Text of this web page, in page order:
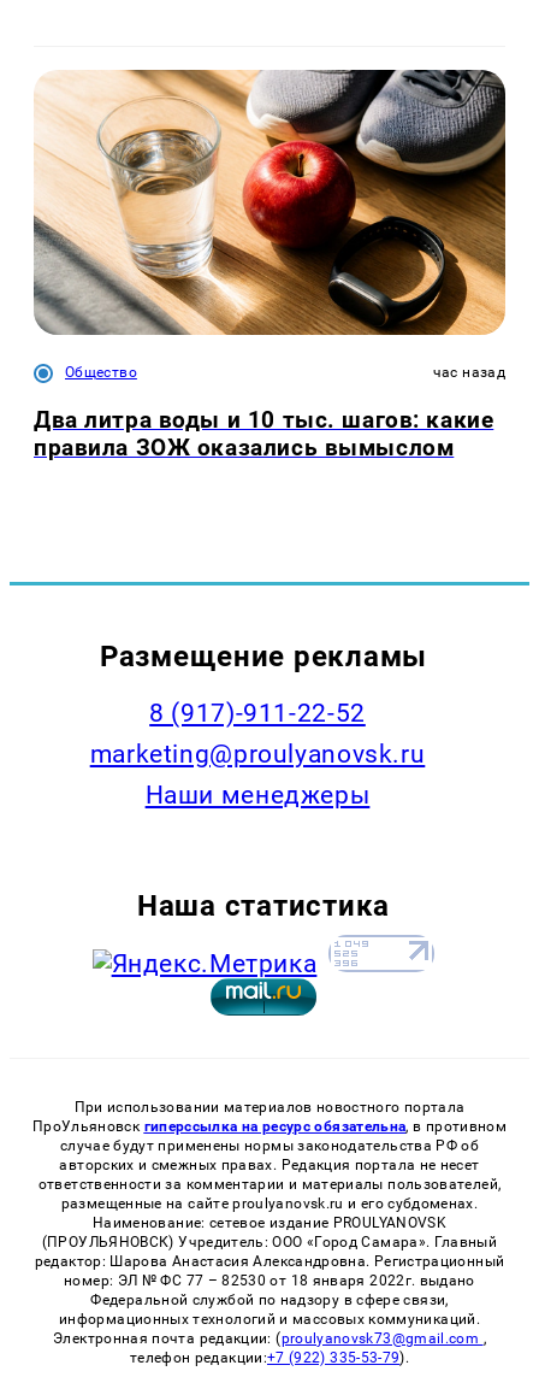
Общество час назад
Два литра воды и 10 тыс. шагов: какие
правила ЗОЖ оказались вымыслом
Размещение рекламы
8 (917)-911-22-52
marketing@proulyanovsk.ru
Наши менеджеры
Наша статистика
При использовании материалов новостного портала
ПроУльяновск гиперссылка на ресурс обязательна, в противном
случае будут применены нормы законодательства РФ об
авторских и смежных правах. Редакция портала не несет
ответственности за комментарии и материалы пользователей,
размещенные на сайте proulyanovsk.ru и его субдоменах.
Наименование: сетевое издание PROULYANOVSK
(ПРОУЛЬЯНОВСК) Учредитель: ООО «Город Самара». Главный
редактор: Шарова Анастасия Александровна. Регистрационный
номер: ЭЛ № ФС 77 – 82530 от 18 января 2022г. выдано
Федеральной службой по надзору в сфере связи,
информационных технологий и массовых коммуникаций.
Электронная почта редакции: (proulyanovsk73@gmail.com ,
телефон редакции:+7 (922) 335-53-79).